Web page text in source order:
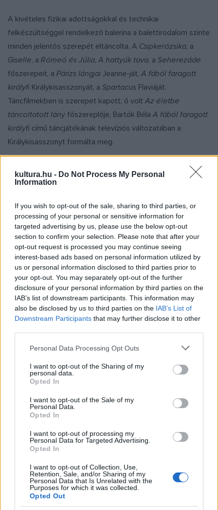
kultura.hu - Do Not Process My Personal
Information
If you wish to opt-out of the sale, sharing to third parties, or
processing of your personal or sensitive information for
targeted advertising by us, please use the below opt-out
section to confirm your selection. Please note that after your
opt-out request is processed you may continue seeing
interest-based ads based on personal information utilized by
us or personal information disclosed to third parties prior to
your opt-out. You may separately opt-out of the further
disclosure of your personal information by third parties on the
IAB’s list of downstream participants. This information may
also be disclosed by us to third parties on the IAB’s List of
Downstream Participants that may further disclose it to other
Please note that this website/app uses one or more Google
not limited to your visit or usage behaviour. You may click to
grant or deny consent to Google and its third-party tags to
use your data for below specified purposes in below Google
consent section.
Personal Data Processing Opt Outs
I want to opt-out of the Sharing of my
personal data.
Opted In
I want to opt-out of the Sale of my
Personal Data.
Opted In
I want to opt-out of processing my
Personal Data for Targeted Advertising.
Opted In
I want to opt-out of Collection, Use,
Retention, Sale, and/or Sharing of my
Personal Data that Is Unrelated with the
Purposes for which it was collected.
Opted Out
A kivételes fizikai adottságokkal és technikai
felkészültséggel rendelkező balerina a balettirodalom szinte
minden jelentős szerepét eltáncolta. A Csipkerózsika, a
Giselle, a Rómeó és Júlia,A hattyúk tava, a Seherezáde
főszerepeit, a Párizs lángjai Jeanne-ját,A fából faragott
királyfi Királykisasszonyát, a Spartacus Flaviáját.
Táncfilmekben is szerepet kapott, ő voltAz életbe
táncoltatott lány főszereplője, Bartók BélaA fából faragott
királyfi című táncjátékának televíziós változatában a
Királykisasszonyt formálta meg.
Csipkerózsika
Magyar Állami Operaház archívuma
Mindent „kétszáz százalékos” energiával
csinált. Napirendje általában így festett:
Emellett anyaként is helyt állt, Kovács Béla
klarinétművésszel kötött házasságából egy lánya és egy fia
született. Pályája során minden megadatott neki, amiről
balerina csak álmodhat: nagy szerepek, kiváló partnerek,
közönségsiker, szakmai és hivatalos elismerés. 1961-ben